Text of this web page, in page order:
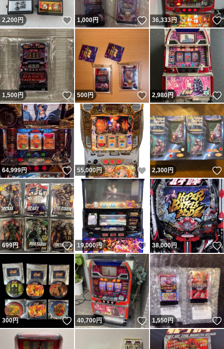
2,200円 いいね！
1,000円 いいね！
36,333円
1,500円 いいね！
500円 いいね！
2,980円
64,999円 いいね！
55,000円 いいね！
2,300円
699円 いいね！
19,000円 いいね！
38,000円
300円 いいね！
40,700円 いいね！
1,550円